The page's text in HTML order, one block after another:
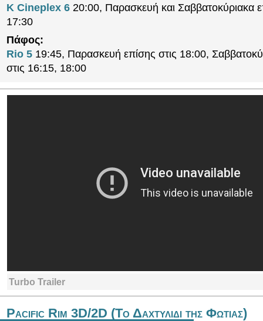
K Cineplex 6 20:00, Παρασκευή και Σαββατοκύριακα
17:30
Πάφος:
Rio 5 19:45, Παρασκευή επίσης στις 18:00,
στις 16:15, 18:00
Turbo Trailer
Pacific Rim 3D/2D (Το Δαχτυλιδι της Φωτιας)